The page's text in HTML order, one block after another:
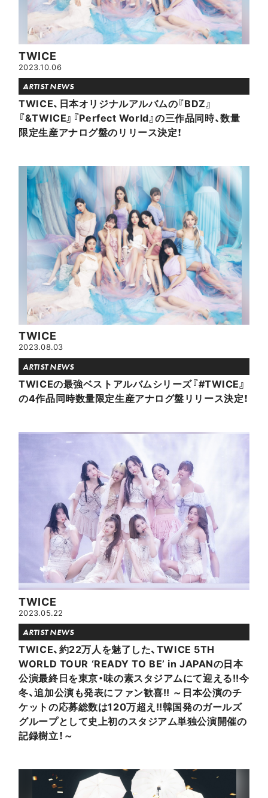
TWICE
2023.10.06
ARTIST NEWS
TWICE、日本オリジナルアルバムの『BDZ』
『&TWICE』『Perfect World』の三作品同時、数量
限定生産アナログ盤のリリース決定！
TWICE
2023.08.03
ARTIST NEWS
TWICEの最強ベストアルバムシリーズ『#TWICE』
の4作品同時数量限定生産アナログ盤リリース決定！
TWICE
2023.05.22
ARTIST NEWS
TWICE、約22万人を魅了した、TWICE 5TH
WORLD TOUR ‘READY TO BE’ in JAPANの日本
公演最終日を東京・味の素スタジアムにて迎える!!今
冬、追加公演も発表にファン歓喜!! ～日本公演のチ
ケットの応募総数は120万超え!!韓国発のガールズ
グループとして史上初のスタジアム単独公演開催の
記録樹立！～